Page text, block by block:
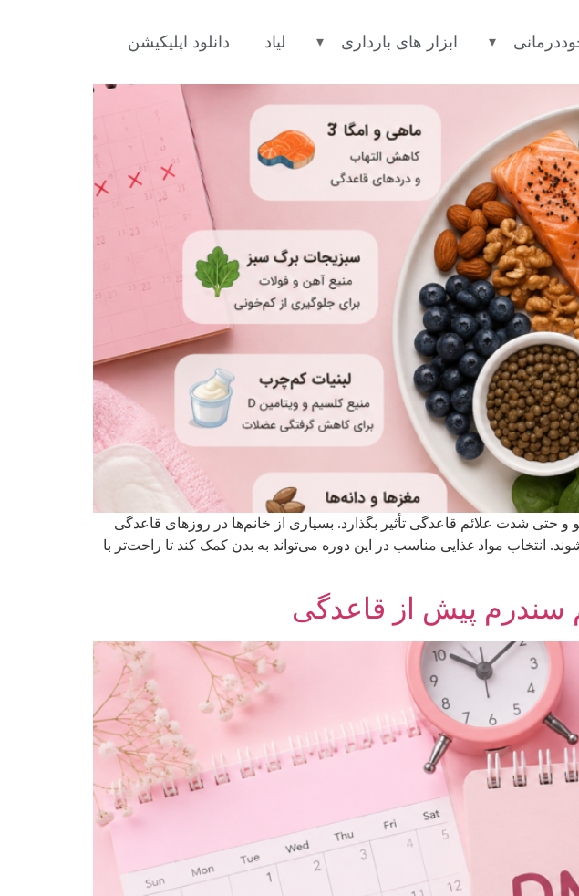
دانلود اپلیکیشن لیاد ابزار های بارداری
و علائم قاعدگی
حتی شدت علائم قاعدگی تأثیر بگذارد. بسیاری از خانم‌ها در روزهای قاعدگی
انتخاب مواد غذایی مناسب در این دوره می‌تواند به بدن کمک کند تا راحت‌تر با